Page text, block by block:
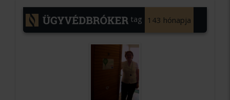
tag 143 hónapja